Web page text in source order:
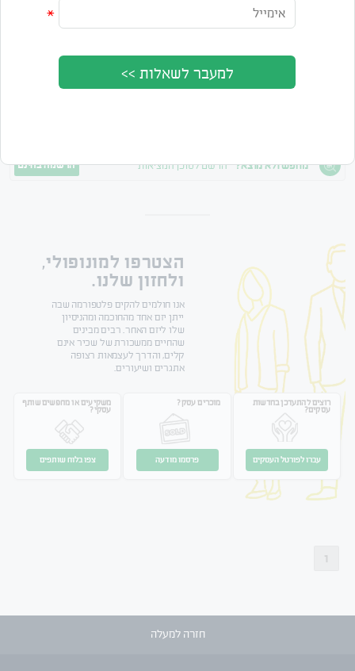
אפס חיפוש
מחפש ולא מוצא? הרשם לסוכן המציאות הרשמה בחינם
הצטרפו למונופולי,
ולחזון שלנו.
אנו חולמים להקים פלטפורמה שבה
ייתן יזם אחד מהחוכמה ומהניסיון
שלו ליזם האחר. רבים מבינים
שהחיים ממשכורת של שכיר אינם
קלים, והדרך לעצמאות רצופה
אתגרים ושיעורים.
רוצים להתעדכן בחדשות
עסקים?
עברו לפורטל העסקים
מוכרים עסק?
פרסמו מודעה
משקיעים או מחפשים שותף
עסקי?
צפו בלוח שותפים
1
חזרה למעלה
*
למעבר לשאלות >>